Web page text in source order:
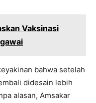
Vaksinasi
bahwa setelah
didesain lebih
alasan, Amsakar